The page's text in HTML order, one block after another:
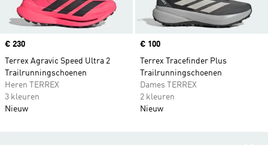
Price
€ 230
Terrex Agravic Speed Ultra 2
Trailrunningschoenen
Heren TERREX
3 kleuren
Nieuw
Price
€ 100
Terrex Tracefinder Plus
Trailrunningschoenen
Dames TERREX
2 kleuren
Nieuw